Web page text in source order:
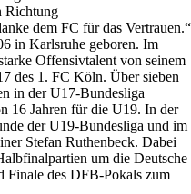
Richtung
dem FC für das Vertrauen.“
in Karlsruhe geboren. Im
Offensivtalent von seinem
des 1. FC Köln. Über sieben
in der U17-Bundesliga
16 Jahren für die U19. In der
der U19-Bundesliga und im
Stefan Ruthenbeck. Dabei
um die Deutsche
Finale des DFB-Pokals zum